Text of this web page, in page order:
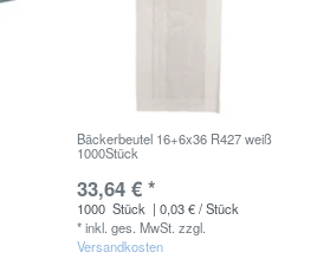
Bäckerbeutel 16+6x36 R427 weiß
1000Stück
33,64 € *
1000 Stück | 0,03 € / Stück
*inkl. ges. MwSt. zzgl.
Versandkosten